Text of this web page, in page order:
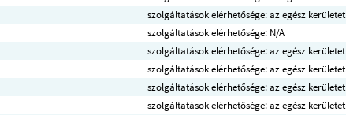
szolgáltatások elérhetősége: az egész kerületet
szolgáltatások elérhetősége: N/A
szolgáltatások elérhetősége: az egész kerületet
szolgáltatások elérhetősége: az egész kerületet
szolgáltatások elérhetősége: az egész kerületet
szolgáltatások elérhetősége: az egész kerületet